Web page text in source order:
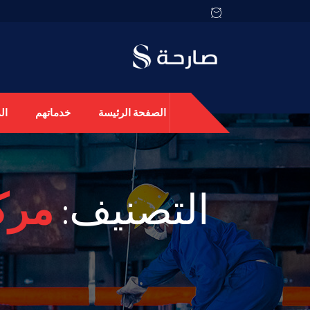
الصفحة الرئيسة خدماتهم
التصنيف: